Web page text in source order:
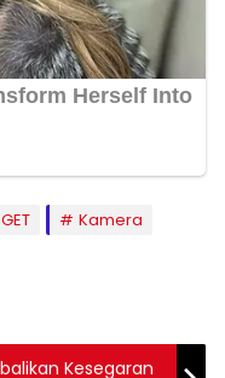
Kamera
Kesegaran